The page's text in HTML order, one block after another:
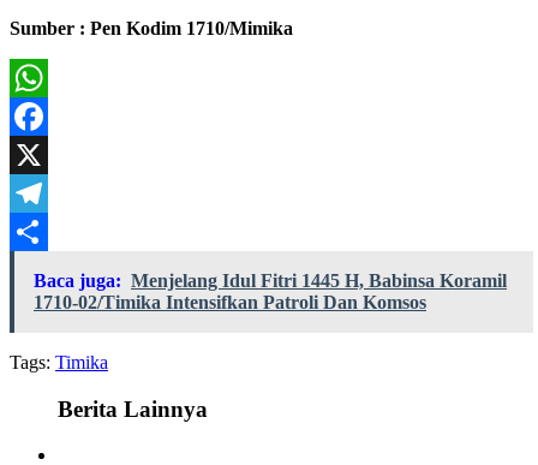
Sumber : Pen Kodim 1710/Mimika
WhatsApp
Facebook
X
Telegram
Share
Baca juga: Menjelang Idul Fitri 1445 H, Babinsa Koramil
1710-02/Timika Intensifkan Patroli Dan Komsos
Tags: Timika
Berita Lainnya